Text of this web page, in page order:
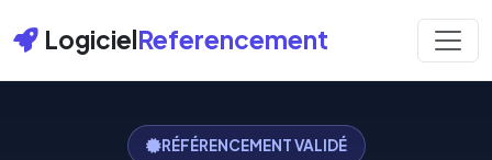
LogicielReferencement
RÉFÉRENCEMENT VALIDÉ